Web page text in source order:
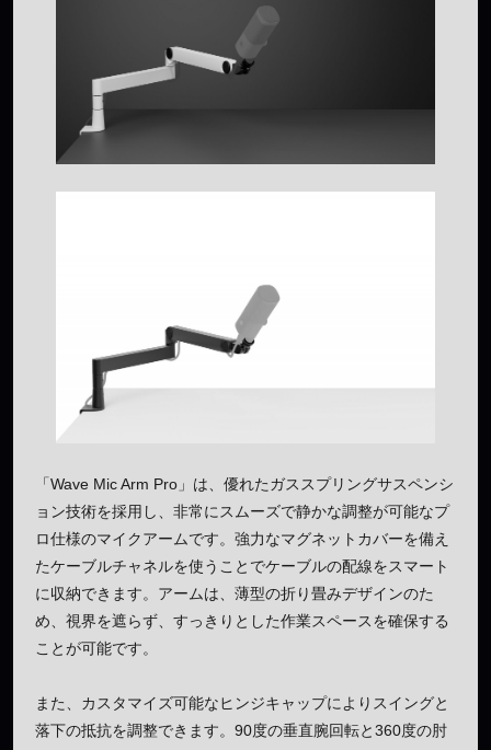
「Wave Mic Arm Pro」は、優れたガススプリングサスペンシ
ョン技術を採用し、非常にスムーズで静かな調整が可能なプ
ロ仕様のマイクアームです。強力なマグネットカバーを備え
たケーブルチャネルを使うことでケーブルの配線をスマート
に収納できます。アームは、薄型の折り畳みデザインのた
め、視界を遮らず、すっきりとした作業スペースを確保する
ことが可能です。
また、カスタマイズ可能なヒンジキャップによりスイングと
落下の抵抗を調整できます。90度の垂直腕回転と360度の肘